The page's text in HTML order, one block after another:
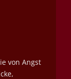
von Angst